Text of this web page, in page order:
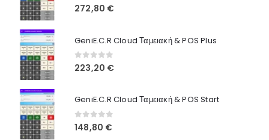
0out of 5
272,80 €
GeniE.C.R Cloud Ταμειακή & POS Plus
0out of 5
223,20 €
GeniE.C.R Cloud Ταμειακή & POS Start
0out of 5
148,80 €
Τρόποι Αγοράς
Τρόποι Πληρωμής
Τρόποι Αποστολής
Ασφάλεια Πληρωμών
© INTEPROF 2025